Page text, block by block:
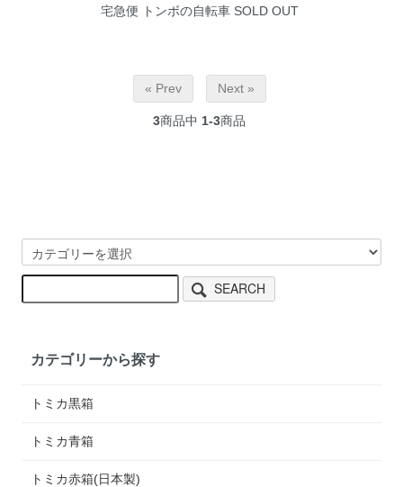
宅急便 トンボの自転車SOLD OUT
« Prev Next »
3商品中 1-3商品
SEARCH
カテゴリーから探す
トミカ黒箱
トミカ青箱
トミカ赤箱(日本製)